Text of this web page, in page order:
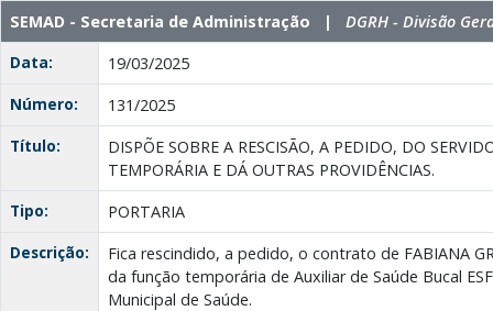
SEMAD - Secretaria de Administração | DGRH - Divisão
Data:
19/03/2025
Número:
131/2025
Título:
DISPÕE SOBRE A RESCISÃO, A PEDIDO, DO
TEMPORÁRIA E DÁ OUTRAS PROVIDÊNCIAS.
Tipo:
PORTARIA
Descrição:
Fica rescindido, a pedido, o contrato de FABIANA
da função temporária de Auxiliar de Saúde Bucal
Municipal de Saúde.